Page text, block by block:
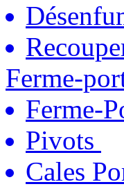
Ferme-
Ferme-
Pivots
Cales